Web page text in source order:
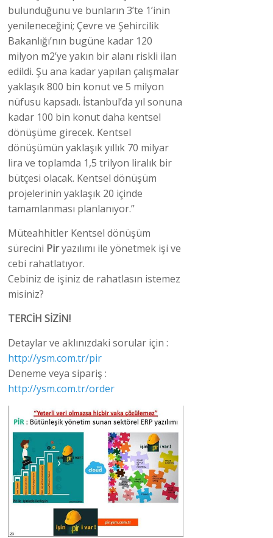
bulunduğunu ve bunların 3’te 1’inin
yenileneceğini; Çevre ve Şehircilik
Bakanlığı’nın bugüne kadar 120
milyon m2’ye yakın bir alanı riskli ilan
edildi. Şu ana kadar yapılan çalışmalar
yaklaşık 800 bin konut ve 5 milyon
nüfusu kapsadı. İstanbul’da yıl sonuna
kadar 100 bin konut daha kentsel
dönüşüme girecek. Kentsel
dönüşümün yaklaşık yıllık 70 milyar
lira ve toplamda 1,5 trilyon liralık bir
bütçesi olacak. Kentsel dönüşüm
projelerinin yaklaşık 20 içinde
tamamlanması planlanıyor.”
Müteahhitler Kentsel dönüşüm
sürecini Piryazılımı ile yönetmek işi ve
cebi rahatlatıyor.
Cebiniz de işiniz de rahatlasın istemez
misiniz?
TERCİH SİZİN!
Detaylar ve aklınızdaki sorular için :
http://ysm.com.tr/pir
Deneme veya sipariş :
http://ysm.com.tr/order